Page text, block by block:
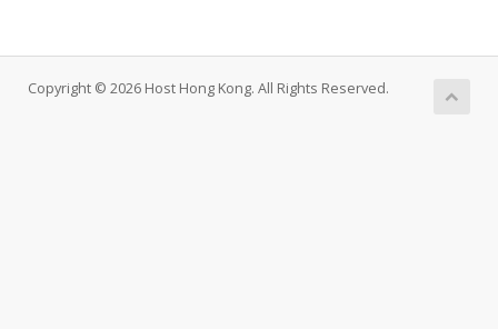
Copyright © 2026 Host Hong Kong. All Rights Reserved.